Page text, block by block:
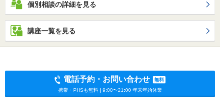
個別相談の詳細を見る
講座一覧を見る
電話予約・お問い合わせ
無料
携帯・PHSも無料 | 9:00〜21:00 年末年始休業